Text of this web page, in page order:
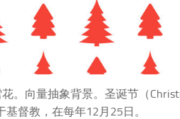
。向量抽象背景。圣诞节（
督教，在每年12月25日。